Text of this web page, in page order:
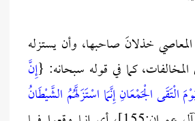
خذلانَ صاحبها، وأن يستزله
كما في قوله سبحانه: {إِنَّ
الْتَقَى الْجَمْعَانِ إِنَّمَا اسْتَزَلَّهُمُ الشَّيْطَانُ